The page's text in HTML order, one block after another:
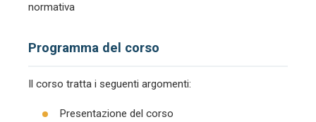
normativa
Programma del corso
Il corso tratta i seguenti argomenti:
Presentazione del corso